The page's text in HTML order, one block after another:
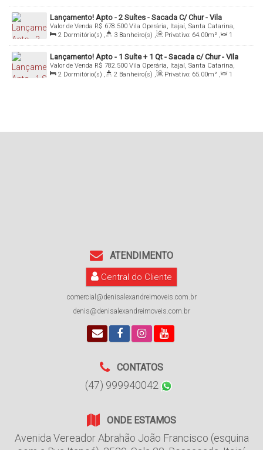
Sala(s) , 1 Suíte(s) , 1 Vaga(s)
Lançamento! Apto - 2 Suítes - Sacada C/ Chur - Vila
Operária - Itajaí/SC
R$ 678.500
Valor de Venda
Vila Operária, Itajaí, Santa Catarina,
Brasil
2 Dormitório(s) , 3 Banheiro(s) , Privativo: 64.00m² ,
1
Sala(s) , 2 Suíte(s) , 1 Vaga(s)
Lançamento! Apto - 1 Suíte + 1 Qt - Sacada c/ Chur - Vila
Operária - Itajaí/SC
R$ 782.500
Valor de Venda
Vila Operária, Itajaí, Santa Catarina,
Brasil
2 Dormitório(s) , 2 Banheiro(s) , Privativo: 65.00m² ,
1
ATENDIMENTO
Central do Cliente
comercial@denisalexandreimoveis.com.br
denis@denisalexandreimoveis.com.br
CONTATOS
(47) 999940042
ONDE ESTAMOS
Avenida Vereador Abrahão João Francisco (esquina